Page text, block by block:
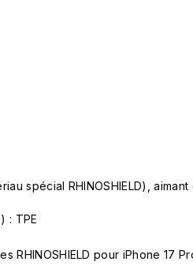
spécial RHINOSHIELD), aimant
: TPE
RHINOSHIELD pour iPhone 17